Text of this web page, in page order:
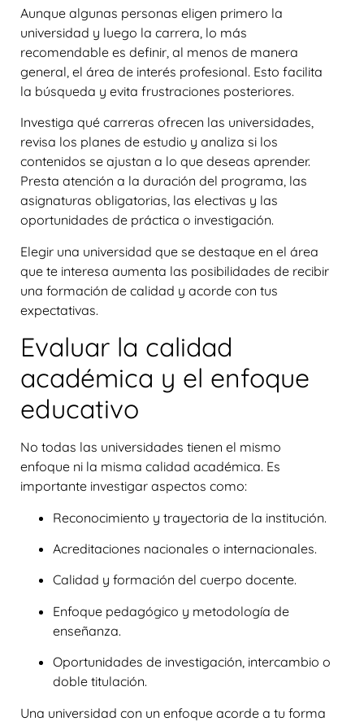
Aunque algunas personas eligen primero la
universidad y luego la carrera, lo más
recomendable es definir, al menos de manera
general, el área de interés profesional. Esto facilita
la búsqueda y evita frustraciones posteriores.
Investiga qué carreras ofrecen las universidades,
revisa los planes de estudio y analiza si los
contenidos se ajustan a lo que deseas aprender.
Presta atención a la duración del programa, las
asignaturas obligatorias, las electivas y las
oportunidades de práctica o investigación.
Elegir una universidad que se destaque en el área
que te interesa aumenta las posibilidades de recibir
una formación de calidad y acorde con tus
expectativas.
Evaluar la calidad
académica y el enfoque
educativo
No todas las universidades tienen el mismo
enfoque ni la misma calidad académica. Es
importante investigar aspectos como:
Reconocimiento y trayectoria de la institución.
Acreditaciones nacionales o internacionales.
Calidad y formación del cuerpo docente.
Enfoque pedagógico y metodología de
enseñanza.
Oportunidades de investigación, intercambio o
doble titulación.
Una universidad con un enfoque acorde a tu forma